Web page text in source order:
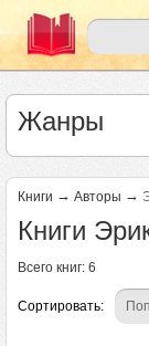
Жанры
Книги → Авторы →
Книги
Всего книг: 6
Сортировать: